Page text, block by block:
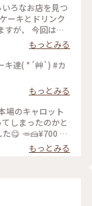
ろなお店を見つ
ーキとドリンク
が、 今回はケ
のケーキもと
私は今回パンプ
ったです(o^^o)
カフェラテで
#表
街 #ケーキ #カフ
もっとみる
キ達( *´艸`) #カ
もっとみる
場のキャロット
しまったのかと
#
#表参道もっとみる